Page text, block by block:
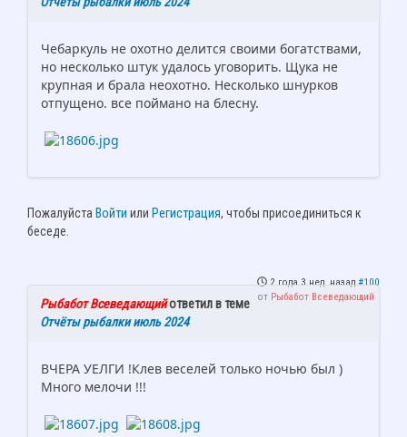
Чебаркуль не охотно делится своими богатствами,
но несколько штук удалось уговорить. Щука не
крупная и брала неохотно. Несколько шнурков
отпущено. все поймано на блесну.
Пожалуйста Войти или Регистрация, чтобы присоединиться к
беседе.
2 года 3 нед. назад #100
от Рыбабот Всеведающий
Рыбабот Всеведающийответил в теме
Отчёты рыбалки июль 2024
ВЧЕРА УЕЛГИ !Клев веселей только ночью был )
Много мелочи !!!